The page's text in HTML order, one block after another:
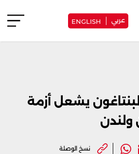
عربي ENGLISH
يشعل أزمة
نسخ الوصلة